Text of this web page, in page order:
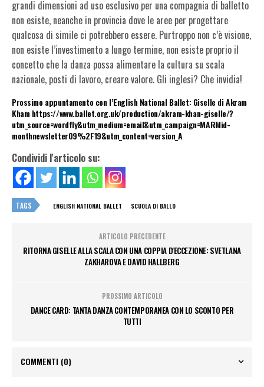
grandi dimensioni ad uso esclusivo per una compagnia di balletto
non esiste, neanche in provincia dove le aree per progettare
qualcosa di simile ci potrebbero essere. Purtroppo non c’è visione,
non esiste l’investimento a lungo termine, non esiste proprio il
concetto che la danza possa alimentare la cultura su scala
nazionale, posti di lavoro, creare valore. Gli inglesi? Che invidia!
Prossimo appuntamento con l’English National Ballet: Giselle di Akram
Khamhttps://www.ballet.org.uk/production/akram-khan-giselle/?
utm_source=wordfly&utm_medium=email&utm_campaign=MARMid-
monthnewsletter09%2F19&utm_content=version_A
Condividi l'articolo su:
TAGS ENGLISH NATIONAL BALLET SCUOLA DI BALLO
ARTICOLO PRECEDENTE
RITORNA GISELLE ALLA SCALA CON UNA COPPIA D'ECCEZIONE: SVETLANA
ZAKHAROVA E DAVID HALLBERG
PROSSIMO ARTICOLO
DANCE CARD: TANTA DANZA CONTEMPORANEA CON LO SCONTO PER
TUTTI
COMMENTI (0)